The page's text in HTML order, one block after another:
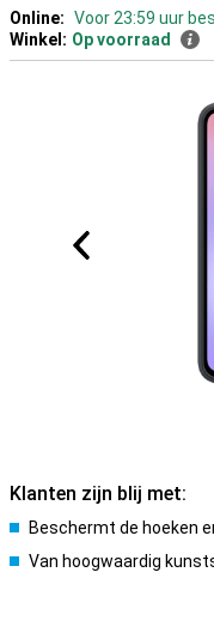
Online: Voor 23:59 uur
Winkel: Op voorraad
Klanten zijn blij met:
Beschermt de hoeken
Van hoogwaardig